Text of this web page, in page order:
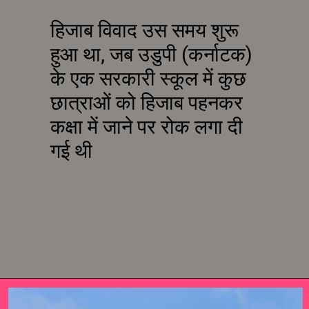
हिजाब विवाद उस समय शुरू
हुआ था, जब उडुपी (कर्नाटक)
के एक सरकारी स्कूल में कुछ
छात्राओं को हिजाब पहनकर
कक्षा में जाने पर रोक लगा दी
गई थी